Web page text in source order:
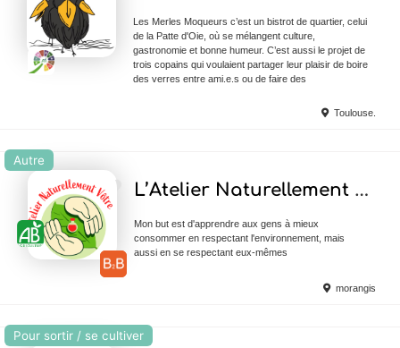
Les Merles Moqueurs c’est un bistrot de quartier, celui
de la Patte d'Oie, où se mélangent culture,
gastronomie et bonne humeur. C’est aussi le projet de
trois copains qui voulaient partager leur plaisir de boire
des verres entre ami.e.s ou de faire des
Toulouse.
Autre
L’Atelier Naturellement Vôtre
Mon but est d'apprendre aux gens à mieux
consommer en respectant l'environnement, mais
aussi en se respectant eux-mêmes
morangis
Pour sortir / se cultiver